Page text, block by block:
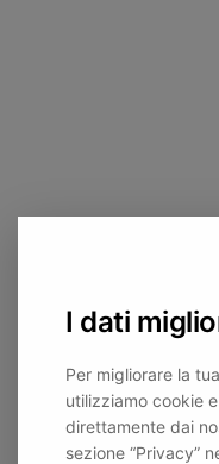
I dati
Per migliorare la
utilizziamo cookie
direttamente dai
sezione “Privacy”